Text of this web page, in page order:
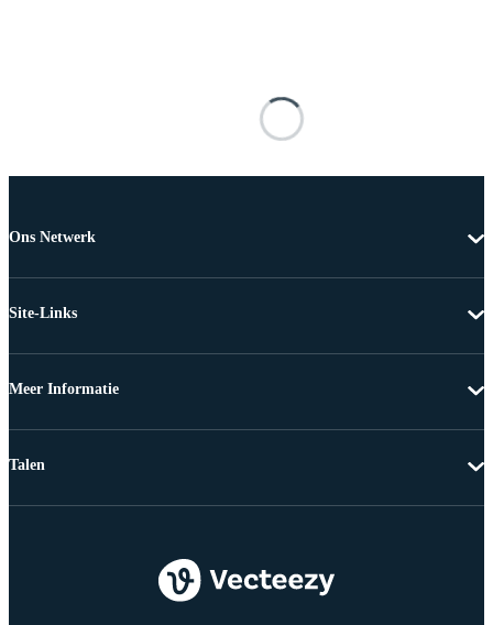
Ons Netwerk
Site-Links
Meer Informatie
Talen